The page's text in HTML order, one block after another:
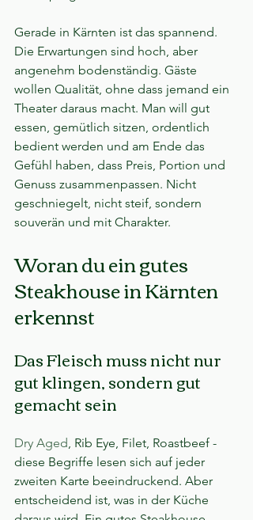
Gerade in Kärnten ist das spannend.
Die Erwartungen sind hoch, aber
angenehm bodenständig. Gäste
wollen Qualität, ohne dass jemand ein
Theater daraus macht. Man will gut
essen, gemütlich sitzen, ordentlich
bedient werden und am Ende das
Gefühl haben, dass Preis, Portion und
Genuss zusammenpassen. Nicht
geschniegelt, nicht steif, sondern
souverän und mit Charakter.
Woran du ein gutes
Steakhouse in Kärnten
erkennst
Das Fleisch muss nicht nur
gut klingen, sondern gut
gemacht sein
Dry Aged , Rib Eye, Filet, Roastbeef -
diese Begriffe lesen sich auf jeder
zweiten Karte beeindruckend. Aber
entscheidend ist, was in der Küche